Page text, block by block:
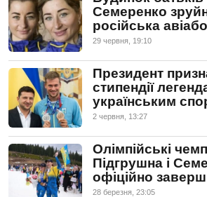
Семеренко
російська
29 червня, 19:10
Президент
стипендії
українським
2 червня, 13:27
Олімпійські
Підгрушна і
офіційно
28 березня, 23:05